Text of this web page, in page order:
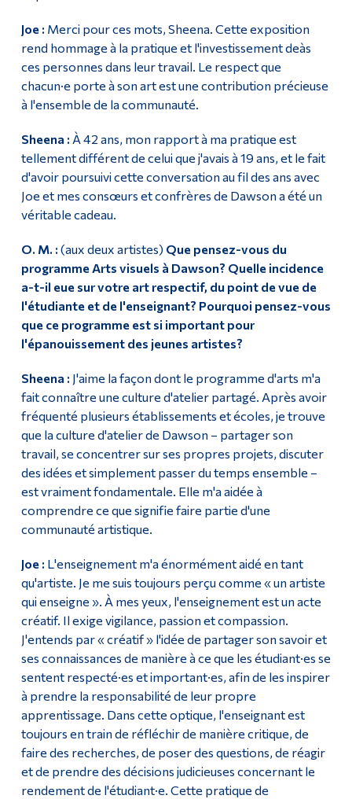
Joe : Merci pour ces mots, Sheena. Cette exposition
rend hommage à la pratique et l'investissement deàs
ces personnes dans leur travail. Le respect que
chacun·e porte à son art est une contribution précieuse
à l'ensemble de la communauté.
Sheena : À 42 ans, mon rapport à ma pratique est
tellement différent de celui que j'avais à 19 ans, et le fait
d'avoir poursuivi cette conversation au fil des ans avec
Joe et mes consœurs et confrères de Dawson a été un
véritable cadeau.
O. M. : (aux deux artistes) Que pensez-vous du
programme Arts visuels à Dawson? Quelle incidence
a-t-il eue sur votre art respectif, du point de vue de
l'étudiante et de l'enseignant? Pourquoi pensez-vous
que ce programme est si important pour
l'épanouissement des jeunes artistes?
Sheena : J'aime la façon dont le programme d'arts m'a
fait connaître une culture d'atelier partagé. Après avoir
fréquenté plusieurs établissements et écoles, je trouve
que la culture d'atelier de Dawson – partager son
travail, se concentrer sur ses propres projets, discuter
des idées et simplement passer du temps ensemble –
est vraiment fondamentale. Elle m'a aidée à
comprendre ce que signifie faire partie d'une
communauté artistique.
Joe : L'enseignement m'a énormément aidé en tant
qu'artiste. Je me suis toujours perçu comme « un artiste
qui enseigne ». À mes yeux, l'enseignement est un acte
créatif. Il exige vigilance, passion et compassion.
J'entends par « créatif » l'idée de partager son savoir et
ses connaissances de manière à ce que les étudiant·es se
sentent respecté·es et important·es, afin de les inspirer
à prendre la responsabilité de leur propre
apprentissage. Dans cette optique, l'enseignant est
toujours en train de réfléchir de manière critique, de
faire des recherches, de poser des questions, de réagir
et de prendre des décisions judicieuses concernant le
rendement de l'étudiant·e. Cette pratique de